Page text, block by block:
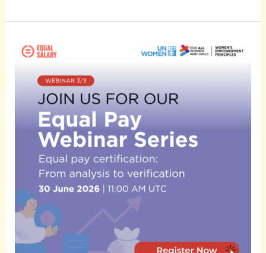
WEPs
Equal
Webinar
Equal
certification
–
From
analysis
to